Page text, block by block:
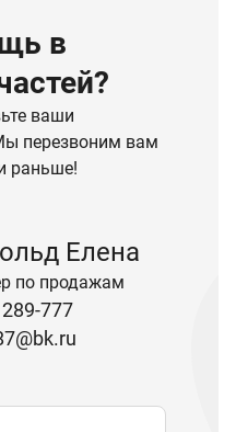
в
ваши
перезвоним вам
раньше!
Елена
по продажам
777